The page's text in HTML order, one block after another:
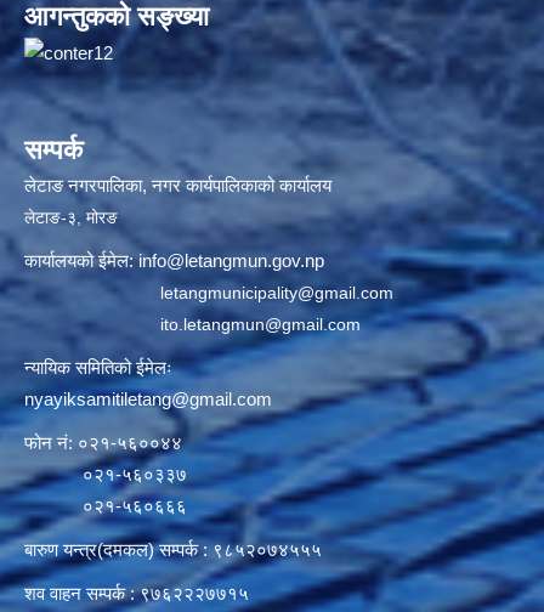
आगन्तुकको सङ्ख्या
सम्पर्क
लेटाङ नगरपालिका, नगर कार्यपालिकाको कार्यालय
लेटाङ-३, मोरङ
कार्यालयको ईमेल:info@letangmun.gov.np
letangmunicipality@gmail.com
ito.letangmun@gmail.com
न्यायिक समितिको ईमेलः
nyayiksamitiletang@gmail.com
फोन नं: ०२१-५६००४४
०२१-५६०३३७
०२१-५६०६६६
बारुण यन्त्र(दमकल) सम्पर्क : ९८५२०७४५५५
शव वाहन सम्पर्क : ९७६२२२७७१५